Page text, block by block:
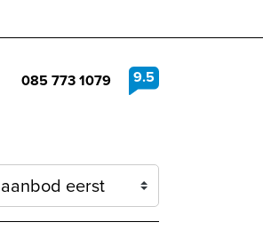
9.5
085 773 1079